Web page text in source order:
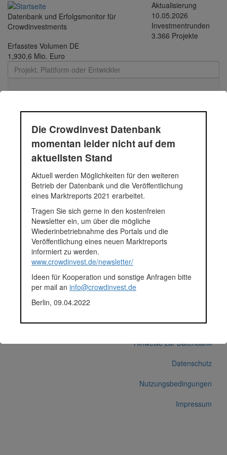
Direkt zum Inhalt
Datenbank und Erfolgsmonitor für
Crowdinvestments
Aktualisierung
10.05.2026
Investmentrunden
3.366 Projekte
Erfasstes Volumen DE
1,930,6 Mio. Euro
Toggle
Durchschnittsprojekt
05.-12.2018 - 22 |
Funding Circle Kredit |
2018
Durchschnittsprojekt 05.-12.2018
Fundingsumme
Finanziert in
2018
Anlagestatus
Nicht ausgewiesen
Plattform
Funding Circle
Hinweise zur Datenbank
Datenschutz
Nutzungsbedingungen
Impressum
Die Crowdinvest Datenbank
momentan leider nicht auf dem
aktuellsten Stand
Aktuell werden Möglichkeiten für den weiteren
Betrieb der Datenbank und die Veröffentlichung
eines Marktreports 2021 erarbeitet.
Tragen Sie sich gerne in den kostenfreien
Newsletter ein, um über die mögliche
Wiederinbetriebnahme des Portals und die
Veröffentlichung eines neuen Marktreports
informiert zu werden.
www.crowdinvest.de/newsletter/
Ideen für Kooperation und sonstige Anfragen bitte
per mail an info@crowdinvest.de
Berlin, 09.04.2022